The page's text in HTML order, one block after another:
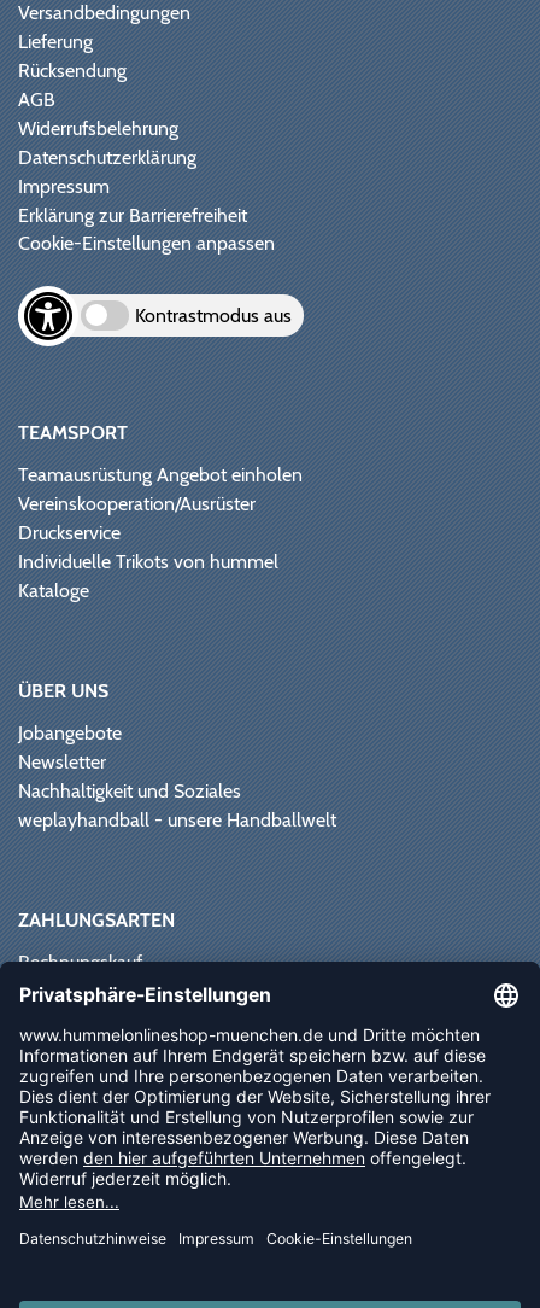
Versandbedingungen
Lieferung
Rücksendung
AGB
Widerrufsbelehrung
Datenschutzerklärung
Impressum
Erklärung zur Barrierefreiheit
Cookie-Einstellungen anpassen
Kontrastmodus aus
TEAMSPORT
Teamausrüstung Angebot einholen
Vereinskooperation/Ausrüster
Druckservice
Individuelle Trikots von hummel
Kataloge
ÜBER UNS
Jobangebote
Newsletter
Nachhaltigkeit und Soziales
weplayhandball - unsere Handballwelt
ZAHLUNGSARTEN
Rechnungskauf
Paypal
Vorkasse
Sofortüberweisung
NEWSLETTER